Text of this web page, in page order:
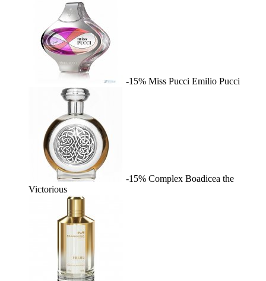
-15% Miss Pucci Emilio Pucci
-15% Complex Boadicea the
Victorious